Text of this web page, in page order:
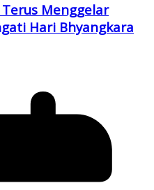
Menggelar
Hari Bhyangkara